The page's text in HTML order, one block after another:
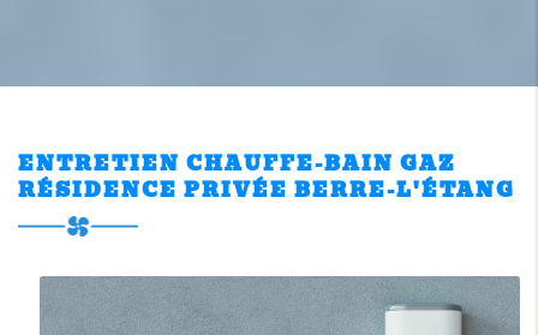
ENTRETIEN CHAUFFE-BAIN GAZ
RÉSIDENCE PRIVÉE BERRE-L'ÉTANG